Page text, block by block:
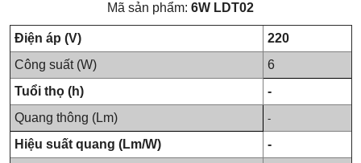
Mã sản phẩm: 6W LDT02
Điện áp (V)
220
Công suất (W)
6
Tuổi thọ (h)
-
Quang thông (Lm)
-
Hiệu suất quang (Lm/W)
-